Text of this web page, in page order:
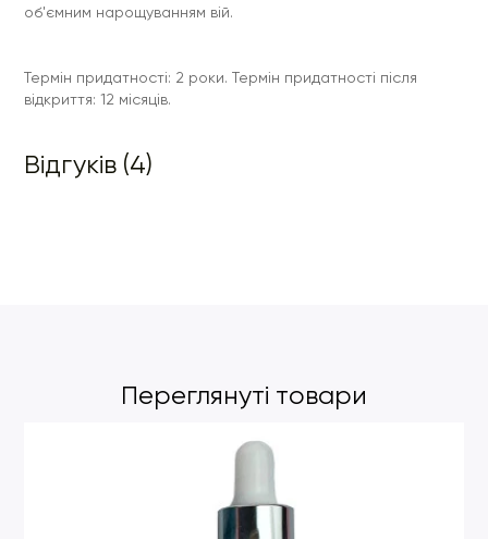
об'ємним нарощуванням вій.
Термін придатності: 2 роки. Термін придатності після
відкриття: 12 місяців.
Відгуків (4)
Переглянуті товари